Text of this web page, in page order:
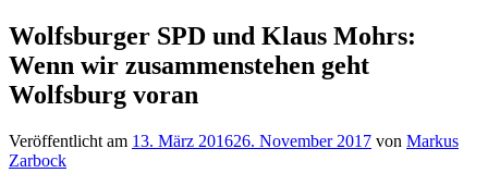
Wolfsburger SPD und Klaus Mohrs:
Wenn wir zusammenstehen geht
Wolfsburg voran
Veröffentlicht am 13. März 201626. November 2017 von Markus
Zarbock